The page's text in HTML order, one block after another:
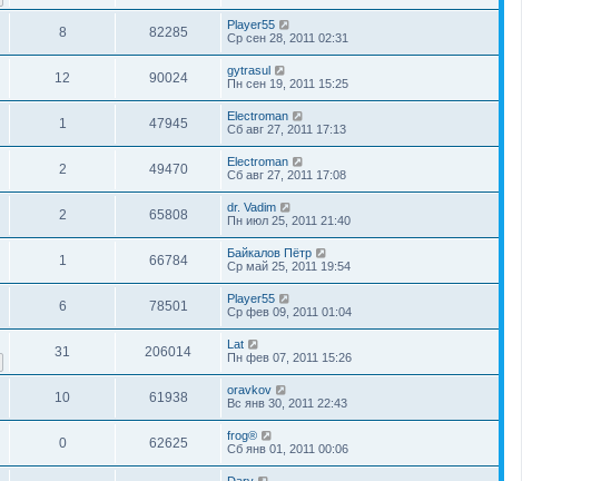
8 82285
Player55
Ср сен 28, 2011 02:31
12 90024
gytrasul
Пн сен 19, 2011 15:25
1 47945
Electroman
Сб авг 27, 2011 17:13
2 49470
Electroman
Сб авг 27, 2011 17:08
2 65808
dr. Vadim
Пн июл 25, 2011 21:40
1 66784
Байкалов Пётр
Ср май 25, 2011 19:54
6 78501
Player55
Ср фев 09, 2011 01:04
31 206014
Lat
Пн фев 07, 2011 15:26
10 61938
oravkov
Вс янв 30, 2011 22:43
0 62625
frog®
Сб янв 01, 2011 00:06